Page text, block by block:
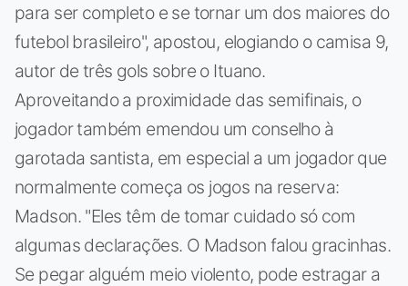
para ser completo e se tornar um dos maiores do
futebol brasileiro", apostou, elogiando o camisa 9,
autor de três gols sobre o Ituano.
Aproveitando a proximidade das semifinais, o
jogador também emendou um conselho à
garotada santista, em especial a um jogador que
normalmente começa os jogos na reserva:
Madson. "Eles têm de tomar cuidado só com
algumas declarações. O Madson falou gracinhas.
Se pegar alguém meio violento, pode estragar a